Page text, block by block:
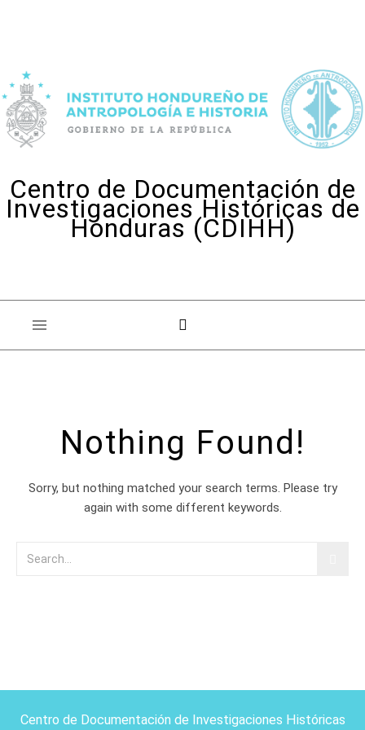
Centro de Documentación de
Investigaciones Históricas de
Honduras (CDIHH)
Nothing Found!
Sorry, but nothing matched your search terms. Please try
again with some different keywords.
Centro de Documentación de Investigaciones Históricas